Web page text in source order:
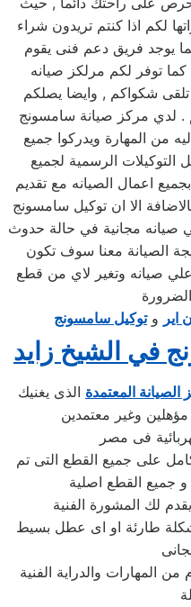
لكم اذا كنتم تريدون شراء
يوجد فريق دعم فنى يقوم
كما توفر لكم مرلكز صيانه
ساعه , فى تلقى شكواكم , وايضا يصلكم
. لدي مركز صيانة سامسونج
من المهارة ويدركوا جميع
التوكيلات الرسمية لجميع
اعمال الصيانه مع تقديم
الا ان توكيل سامسونج
صيانه مجانية في حالة حدوث
الصيانة معنا سوف تكون
صيانه وتغير لاي من قطع
اير وتوكيل سامسونج
في الشيخ زايد
الصيانة المعتمدة الذى يغنيك
وغير معتمدين
على جميع القطع التى تم
لك المشورة الفنية
طارئة او اى عطل بسيط
المهارات والدراية الفنية